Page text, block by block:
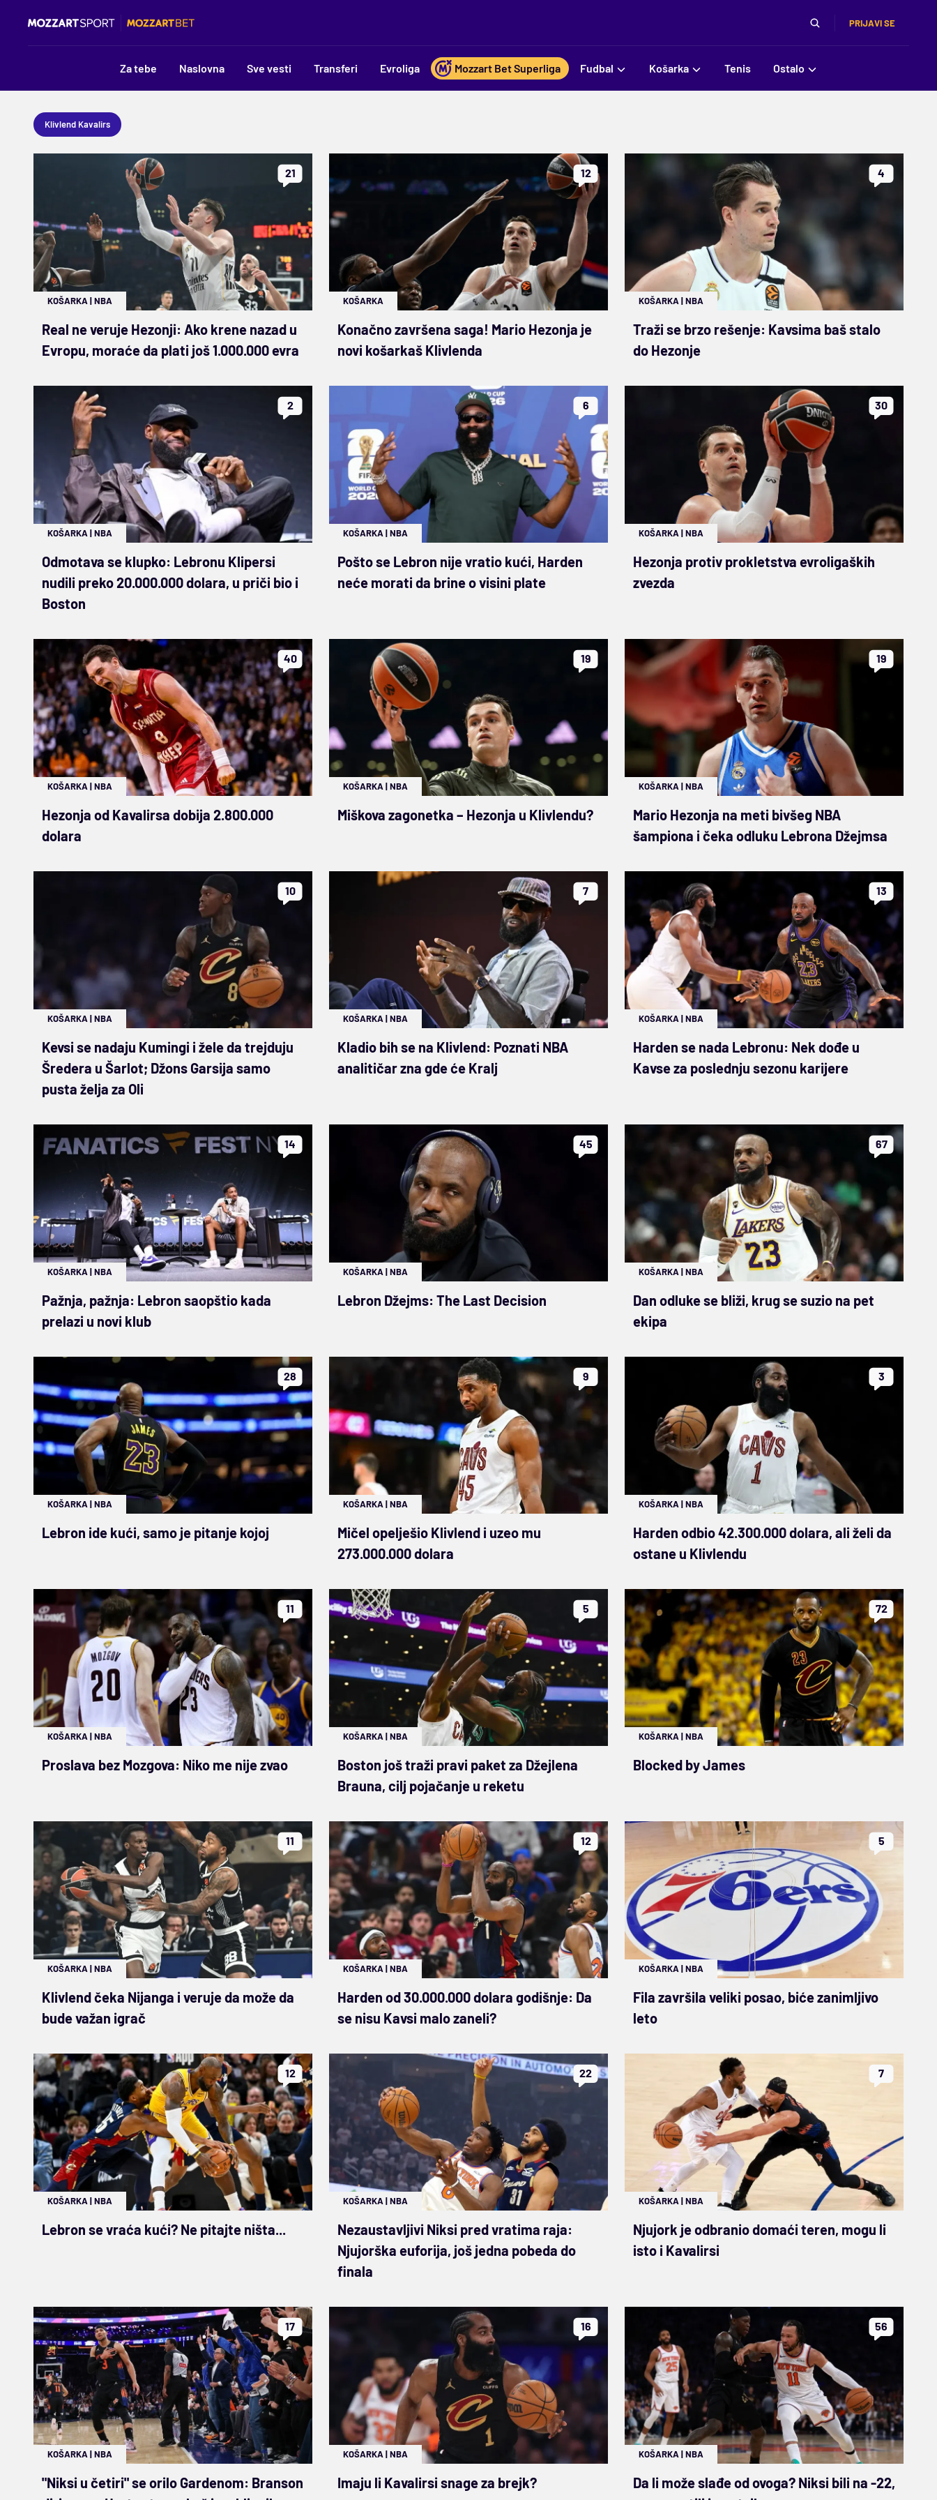
PRIJAVI SE
Za tebe Naslovna Sve vesti Transferi Evroliga Mozzart Bet Superliga Fudbal Košarka Tenis Ostalo
Klivlend Kavalirs
21
KOŠARKA |NBA
Real ne veruje Hezonji: Ako krene nazad u
Evropu, moraće da plati još 1.000.000 evra
12
KOŠARKA
Konačno završena saga! Mario Hezonja je
novi košarkaš Klivlenda
4
KOŠARKA |NBA
Traži se brzo rešenje: Kavsima baš stalo
do Hezonje
2
KOŠARKA |NBA
Odmotava se klupko: Lebronu Klipersi
nudili preko 20.000.000 dolara, u priči bio i
Boston
6
KOŠARKA |NBA
Pošto se Lebron nije vratio kući, Harden
neće morati da brine o visini plate
30
KOŠARKA |NBA
Hezonja protiv prokletstva evroligaških
zvezda
40
KOŠARKA |NBA
Hezonja od Kavalirsa dobija 2.800.000
dolara
19
KOŠARKA |NBA
Miškova zagonetka – Hezonja u Klivlendu?
19
KOŠARKA |NBA
Mario Hezonja na meti bivšeg NBA
šampiona i čeka odluku Lebrona Džejmsa
10
KOŠARKA |NBA
Kevsi se nadaju Kumingi i žele da trejduju
Šredera u Šarlot; Džons Garsija samo
pusta želja za Oli
7
KOŠARKA |NBA
Kladio bih se na Klivlend: Poznati NBA
analitičar zna gde će Kralj
13
KOŠARKA |NBA
Harden se nada Lebronu: Nek dođe u
Kavse za poslednju sezonu karijere
14
KOŠARKA |NBA
Pažnja, pažnja: Lebron saopštio kada
prelazi u novi klub
45
KOŠARKA |NBA
Lebron Džejms: The Last Decision
67
KOŠARKA |NBA
Dan odluke se bliži, krug se suzio na pet
ekipa
28
KOŠARKA |NBA
Lebron ide kući, samo je pitanje kojoj
9
KOŠARKA |NBA
Mičel opelješio Klivlend i uzeo mu
273.000.000 dolara
3
KOŠARKA |NBA
Harden odbio 42.300.000 dolara, ali želi da
ostane u Klivlendu
11
KOŠARKA |NBA
Proslava bez Mozgova: Niko me nije zvao
5
KOŠARKA |NBA
Boston još traži pravi paket za Džejlena
Brauna, cilj pojačanje u reketu
72
KOŠARKA |NBA
Blocked by James
11
KOŠARKA |NBA
Klivlend čeka Nijanga i veruje da može da
bude važan igrač
12
KOŠARKA |NBA
Harden od 30.000.000 dolara godišnje: Da
se nisu Kavsi malo zaneli?
5
KOŠARKA |NBA
Fila završila veliki posao, biće zanimljivo
leto
12
KOŠARKA |NBA
Lebron se vraća kući? Ne pitajte ništa...
22
KOŠARKA |NBA
Nezaustavljivi Niksi pred vratima raja:
Njujorška euforija, još jedna pobeda do
finala
7
KOŠARKA |NBA
Njujork je odbranio domaći teren, mogu li
isto i Kavalirsi
17
KOŠARKA |NBA
"Niksi u četiri" se orilo Gardenom: Branson
16
KOŠARKA |NBA
Imaju li Kavalirsi snage za brejk?
56
KOŠARKA |NBA
Da li može slađe od ovoga? Niksi bili na -22,